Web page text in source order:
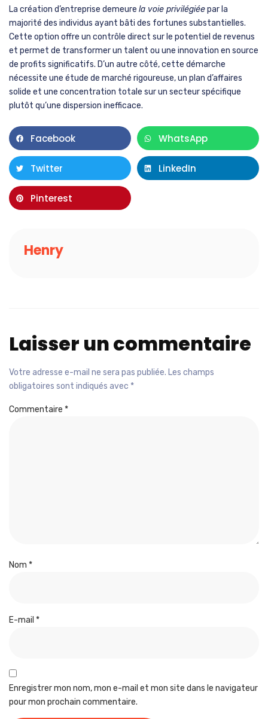
La création d’entreprise demeure la voie privilégiéepar la
majorité des individus ayant bâti des fortunes substantielles.
Cette option offre un contrôle direct sur le potentiel de revenus
et permet de transformer un talent ou une innovation en source
de profits significatifs. D’un autre côté, cette démarche
nécessite une étude de marché rigoureuse, un plan d’affaires
solide et une concentration totale sur un secteur spécifique
plutôt qu’une dispersion inefficace.
Facebook WhatsApp
Twitter LinkedIn
Pinterest
Henry
Laisser un commentaire
Votre adresse e-mail ne sera pas publiée. Les champs
obligatoires sont indiqués avec *
Commentaire *
Nom *
E-mail *
Enregistrer mon nom, mon e-mail et mon site dans le navigateur
pour mon prochain commentaire.